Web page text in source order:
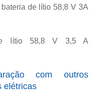
de lítio 58,8 V 3A
lítio 58,8 V 3,5 A
com outros
elétricas